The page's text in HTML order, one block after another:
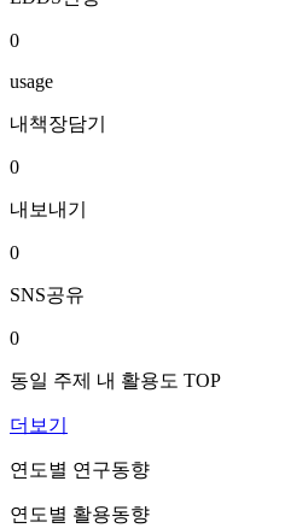
0
usage
내책장담기
0
내보내기
0
SNS공유
0
동일 주제 내 활용도 TOP
더보기
연도별 연구동향
연도별 활용동향